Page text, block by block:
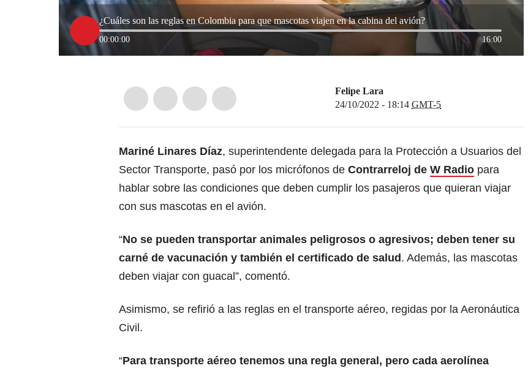
¿Cuáles son las reglas en Colombia para que mascotas viajen en la cabina del avión?
00:00:00 16:00
Felipe Lara
24/10/2022 - 18:14 GMT-5
Mariné Linares Díaz, superintendente delegada para la Protección a Usuarios del
Sector Transporte, pasó por los micrófonos de Contrarreloj de W Radio para
hablar sobre las condiciones que deben cumplir los pasajeros que quieran viajar
con sus mascotas en el avión.
“No se pueden transportar animales peligrosos o agresivos; deben tener su
carné de vacunación y también el certificado de salud . Además, las mascotas
deben viajar con guacal”, comentó.
Asimismo, se refirió a las reglas en el transporte aéreo, regidas por la Aeronáutica
Civil.
“Para transporte aéreo tenemos una regla general, pero cada aerolínea